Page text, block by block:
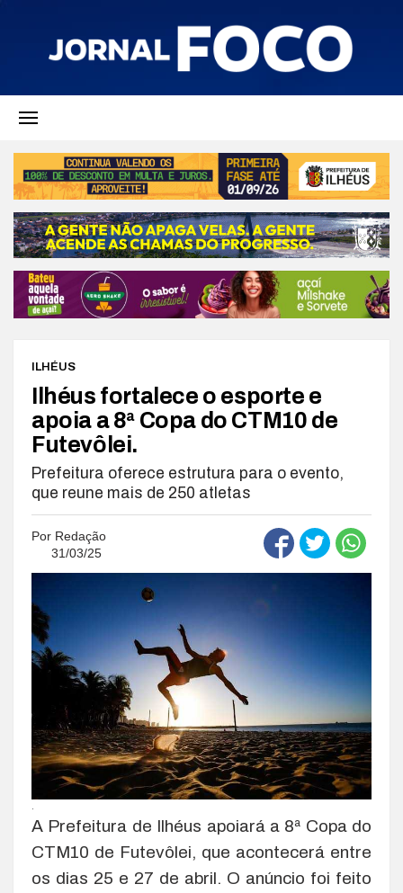
ILHÉUS
Ilhéus fortalece o esporte e
apoia a 8ª Copa do CTM10 de
Futevôlei.
Prefeitura oferece estrutura para o evento,
que reune mais de 250 atletas
Por Redação
31/03/25
A Prefeitura de Ilhéus apoiará a 8ª Copa do
CTM10 de Futevôlei, que acontecerá entre
os dias 25 e 27 de abril. O anúncio foi feito